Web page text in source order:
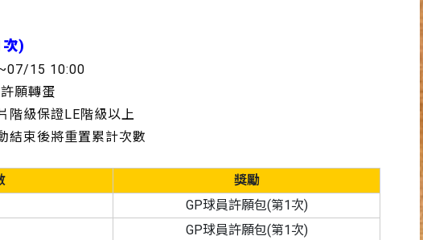
)
15 10:00
願轉蛋
階級保證LE階級以上
結束後將重置累計次數
獎勵
GP球員許願包(第1次)
GP球員許願包(第1次)